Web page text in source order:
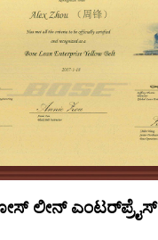
ಲೀನ್ ಎಂಟರ್‌ಪ್ರೈಸ್